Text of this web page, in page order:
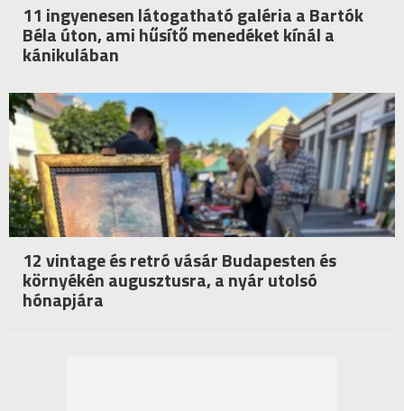
11 ingyenesen látogatható galéria a Bartók
Béla úton, ami hűsítő menedéket kínál a
kánikulában
12 vintage és retró vásár Budapesten és
környékén augusztusra, a nyár utolsó
hónapjára